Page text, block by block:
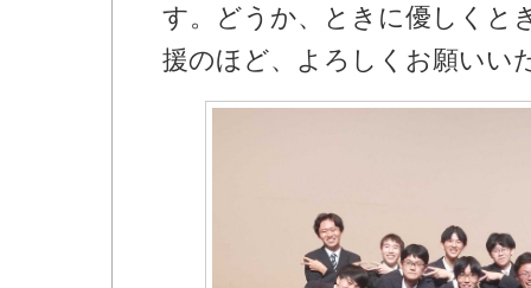
す。どうか、ときに優しくと
援のほど、よろしくお願いい